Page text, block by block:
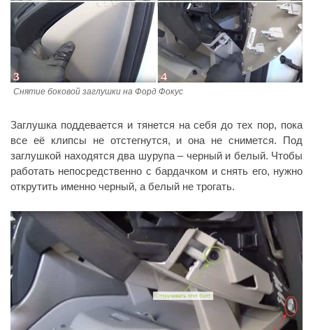
Снятие боковой заглушки на Форд Фокус
Заглушка поддевается и тянется на себя до тех пор, пока
все её клипсы не отстегнутся, и она не снимется. Под
заглушкой находятся два шурупа – черный и белый. Чтобы
работать непосредственно с бардачком и снять его, нужно
открутить именно черный, а белый не трогать.